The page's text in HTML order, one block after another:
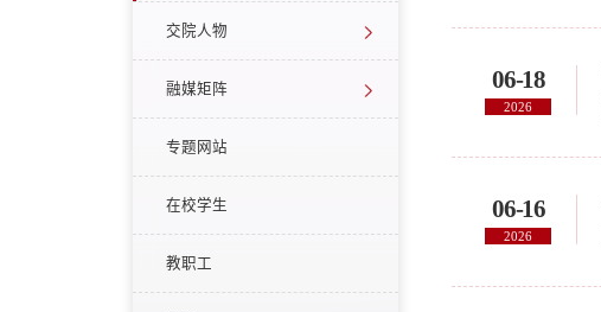
交院人物
融媒矩阵
专题网站
在校学生
教职工
06-18
2026
06-16
2026